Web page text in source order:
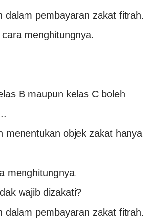
dalam pembayaran zakat fitrah.
menghitungnya.
B maupun kelas C boleh
menentukan objek zakat hanya
menghitungnya.
wajib dizakati?
dalam pembayaran zakat fitrah.